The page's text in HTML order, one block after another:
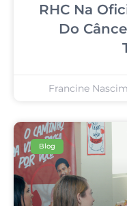
RHC Na
Do
Francine
Blog